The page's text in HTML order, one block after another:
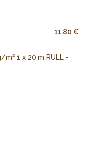
11.80 €